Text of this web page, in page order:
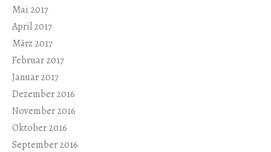
Mai 2017
April 2017
März 2017
Februar 2017
Januar 2017
Dezember 2016
November 2016
Oktober 2016
September 2016